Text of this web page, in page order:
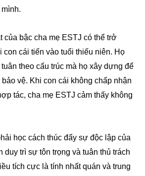
của bậc cha mẹ ESTJ có thể trở
con cái tiến vào tuổi thiếu niên. Họ
theo cấu trúc mà họ xây dựng để
vệ. Khi con cái không chấp nhận
tác, cha mẹ ESTJ cảm thấy không
học cách thúc đẩy sự độc lập của
duy trì sự tôn trọng và tuân thủ trách
tích cực là tính nhất quán và trung